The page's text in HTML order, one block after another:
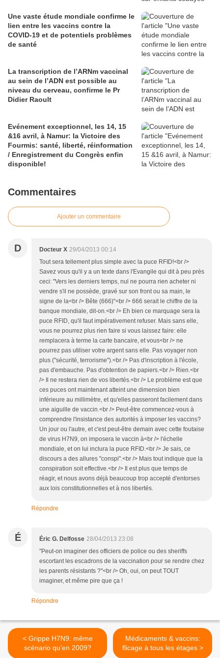
Une vaste étude mondiale confirme le
lien entre les vaccins contre la
COVID-19 et de potentiels problèmes
de santé
La transcription de l’ARNm vaccinal
au sein de l’ADN est possible au
niveau du cerveau, confirme le Pr
Didier Raoult
Evénement exceptionnel, les 14, 15
&16 avril, à Namur: la Victoire des
Fourmis: santé, liberté, réinformation
/ Enregistrement du Congrès enfin
disponible!
Commentaires
Ajouter un commentaire
D Docteur X 29/04/2013 00:14
Tout sera tellement plus simple avec la puce RFID!<br />
Savez vous qu'il y a un texte dans l'Evangile qui dit à peu près
ceci: "Vers les derniers temps, nul ne pourra rien acheter ni
vendre s'il ne possède, gravé sur son front ou sa main, le
signe de la<br /> Bête (666)"<br /> 666 serait le chiffre de la
banque mondiale, dit-on.<br /> Eh bien ce marquage sera la
puce RFID, qu'il faut impérativement refuser. Mais sans elle,
vous ne pourrez plus rien faire si vous laissez faire: elle
remplacera à terme la carte bancaire, et vous<br /> ne
pourrez pas utiliser votre argent sans elle. Pas voyager non
plus ("sécurité, terrorisme").<br /> Pas d'inscription à l'école,
pas d'embauche. Pas d'obtention de papiers.<br /> Rien.<br
/> Il ne restera rien de vos libertés.<br /> Le problème est que
ces puces ont maintenant atteint une dimension bien
inférieure au millimètre, et qu'elles passeront facilement dans
une aiguille de vaccin.<br /> Peut-être commencez-vous à
comprendre l'insistance des autorités à imposer les vaccins?
Un jour ou l'autre, et c'est peut-être demain avec cette foutaise
de virus H7N9, on imposera le vaccin à<br /> l'échelle
mondiale, et on lui inclura la puce RFID.<br /> Je sais, ce
discours a des allures "conspi".<br /> Mais tout indique que la
conspiration soit effective.<br /> Il est plus que temps de
réagir, et nous avons déjà beaucoup trop accepté d'entorses
aux lois constitutionnelles et à nos libertés.
Répondre
É Éric G. Delfosse 28/04/2013 23:08
"Peut-on imaginer des officiers de police ou des sheriffs
escortant les escadrons de la vaccination pour se rendre chez
les parents résistants ?"<br /> Oh, oui, on peut TOUT
imaginer, et même pire que ça !
Répondre
< Grippe H7N9: même
scénario qu'en 2009?
Médicaments & vaccins:
flicage à tous les étages >